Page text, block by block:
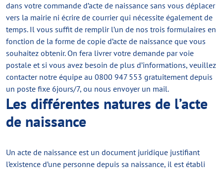
dans votre commande d’acte de naissance sans vous déplacer
vers la mairie ni écrire de courrier qui nécessite également de
temps. Il vous suffit de remplir l’un de nos trois formulaires en
fonction de la forme de copie d’acte de naissance que vous
souhaitez obtenir. On fera livrer votre demande par voie
postale et si vous avez besoin de plus d’informations, veuillez
contacter notre équipe au 0800 947 553 gratuitement depuis
un poste fixe 6jours/7, ou nous envoyer un mail.
Les différentes natures de l’acte
de naissance
Un acte de naissance est un document juridique justifiant
l’existence d’une personne depuis sa naissance, il est établi